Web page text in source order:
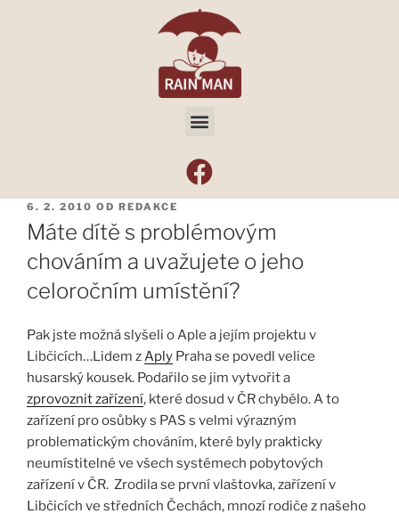
6. 2. 2010 OD REDAKCE
Máte dítě s problémovým
chováním a uvažujete o jeho
celoročním umístění?
Pak jste možná slyšeli o Aple a jejím projektu v
Libčicích…Lidem zAply Praha se povedl velice
husarský kousek. Podařilo se jim vytvořit a
zprovoznit zařízení, které dosud v ČR chybělo. A to
zařízení pro osůbky s PAS s velmi výrazným
problematickým chováním, které byly prakticky
neumístitelné ve všech systémech pobytových
zařízení v ČR. Zrodila se první vlaštovka, zařízení v
Libčicích ve středních Čechách, mnozí rodiče z našeho